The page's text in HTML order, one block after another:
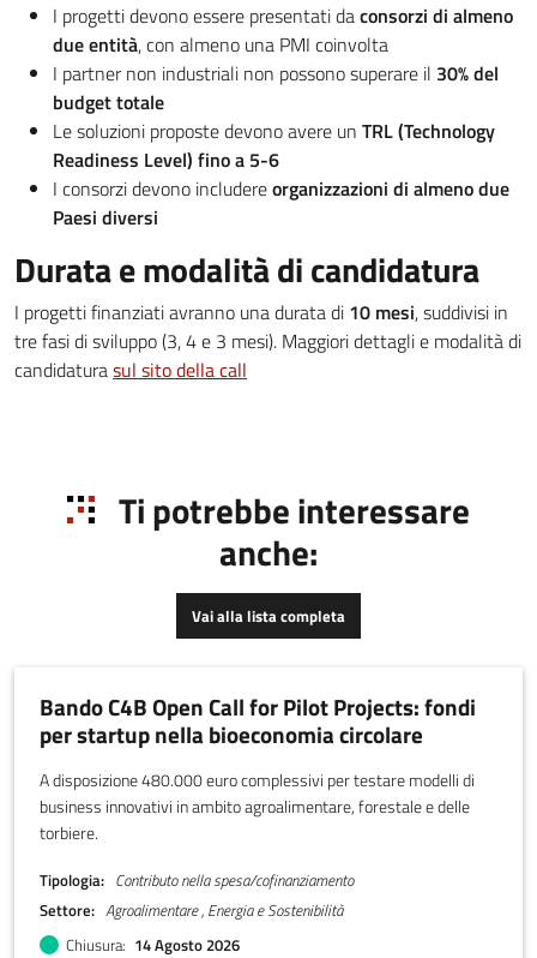
I progetti devono essere presentati daconsorzi di almeno
due entità, con almeno una PMI coinvolta
I partner non industriali non possono superare il 30% del
budget totale
Le soluzioni proposte devono avere un TRL (Technology
Readiness Level) fino a 5-6
I consorzi devono includereorganizzazioni di almeno due
Paesi diversi
Durata e modalità di candidatura
I progetti finanziati avranno una durata di 10 mesi, suddivisi in
tre fasi di sviluppo (3, 4 e 3 mesi). Maggiori dettagli e modalità di
candidaturasul sito della call
Ti potrebbe interessare
anche:
Vai alla lista completa
Bando C4B Open Call for Pilot Projects: fondi
per startup nella bioeconomia circolare
A disposizione 480.000 euro complessivi per testare modelli di
business innovativi in ambito agroalimentare, forestale e delle
torbiere.
Tipologia
Contributo nella spesa/cofinanziamento
Settore
Agroalimentare , Energia e Sostenibilità
Chiusura 14 Agosto 2026